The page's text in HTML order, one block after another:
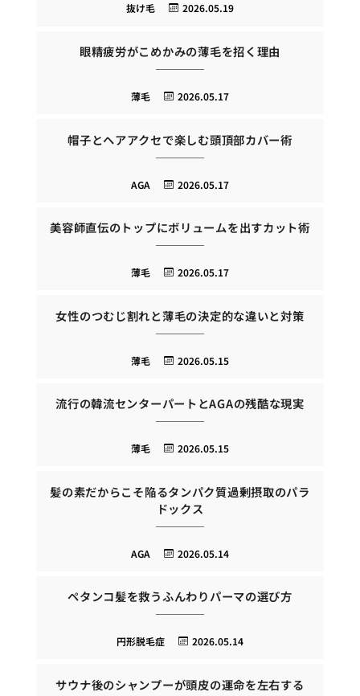
2026.05.19
抜け毛
眼精疲労がこめかみの薄毛を招く理由
2026.05.17
薄毛
帽子とヘアアクセで楽しむ頭頂部カバー術
2026.05.17
AGA
美容師直伝のトップにボリュームを出すカット術
2026.05.17
薄毛
女性のつむじ割れと薄毛の決定的な違いと対策
2026.05.15
薄毛
流行の韓流センターパートとAGAの残酷な現実
2026.05.15
薄毛
髪の素だからこそ陥るタンパク質過剰摂取のパラ
ドックス
2026.05.14
AGA
ペタンコ髪を救うふんわりパーマの選び方
2026.05.14
円形脱毛症
サウナ後のシャンプーが頭皮の運命を左右する